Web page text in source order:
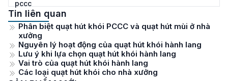
pccc
Tin liên quan
Phân biệt quạt hút khói PCCC và quạt hút mùi ở nhà
xưởng
Nguyên lý hoạt động của quạt hút khói hành lang
Lưu ý khi lựa chọn quạt hút khói hành lang
Vai trò của quạt hút khói hành lang
Các loại quạt hút khói cho nhà xưởng